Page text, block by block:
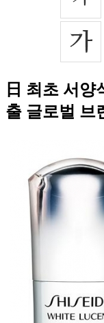
日 최초 서
출 글로벌 브